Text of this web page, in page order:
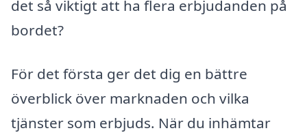
det så viktigt att ha flera erbjudanden på
bordet?
För det första ger det dig en bättre
överblick över marknaden och vilka
tjänster som erbjuds. När du inhämtar